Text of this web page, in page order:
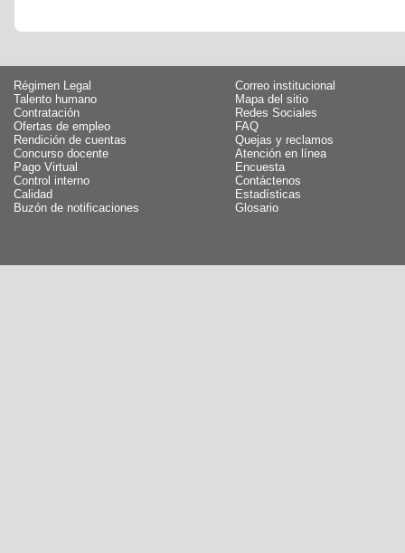
Régimen Legal
Talento humano
Contratación
Ofertas de empleo
Rendición de cuentas
Concurso docente
Pago Virtual
Control interno
Calidad
Buzón de notificaciones
Correo institucional
Mapa del sitio
Redes Sociales
FAQ
Quejas y reclamos
Atención en línea
Encuesta
Contáctenos
Estadísticas
Glosario